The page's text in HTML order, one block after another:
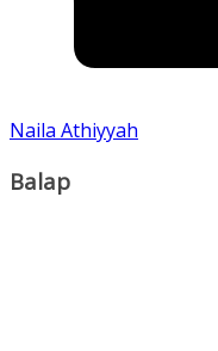
Naila Athiyyah
Balap